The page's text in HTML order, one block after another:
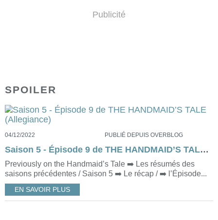
Publicité
SPOILER
04/12/2022 PUBLIÉ DEPUIS OVERBLOG
Saison 5 - Épisode 9 de THE HANDMAID’S TALE (Allegiance)
Previously on the Handmaid’s Tale ➡️ Les résumés des
saisons précédentes / Saison 5 ➡️ Le récap / ➡️ l’Épisode...
EN SAVOIR PLUS